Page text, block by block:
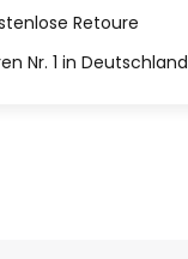
Retoure
Nr. 1 in Deutschland